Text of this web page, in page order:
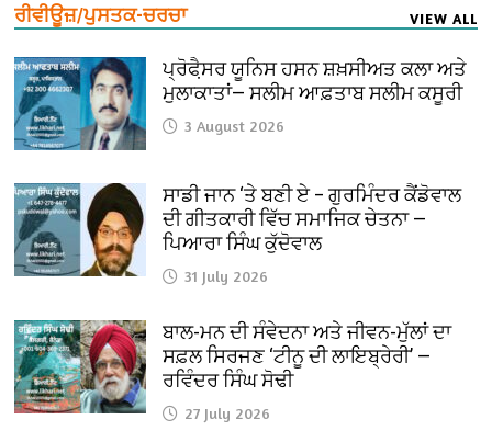
ਰੀਵੀਊਜ਼/ਪੁਸਤਕ-ਚਰਚਾ VIEW ALL
ਪ੍ਰੋਫੈ਼ਸਰ ਯੂਨਿਸ ਹਸਨ ਸ਼ਖ਼ਸੀਅਤ ਕਲਾ ਅਤੇ
ਮੁਲਾਕਾਤਾਂ— ਸਲੀਮ ਆਫ਼ਤਾਬ ਸਲੀਮ ਕਸੂਰੀ
3 August 2026
ਸਾਡੀ ਜਾਨ ‘ਤੇ ਬਣੀ ਏ – ਗੁਰਮਿੰਦਰ ਕੈਂਡੋਵਾਲ
ਦੀ ਗੀਤਕਾਰੀ ਵਿੱਚ ਸਮਾਜਿਕ ਚੇਤਨਾ —
ਪਿਆਰਾ ਸਿੰਘ ਕੁੱਦੋਵਾਲ
31 July 2026
ਬਾਲ-ਮਨ ਦੀ ਸੰਵੇਦਨਾ ਅਤੇ ਜੀਵਨ-ਮੁੱਲਾਂ ਦਾ
ਸਫ਼ਲ ਸਿਰਜਣ ‘ਟੀਨੂ ਦੀ ਲਾਇਬ੍ਰੇਰੀ’ —
ਰਵਿੰਦਰ ਸਿੰਘ ਸੋਢੀ
27 July 2026